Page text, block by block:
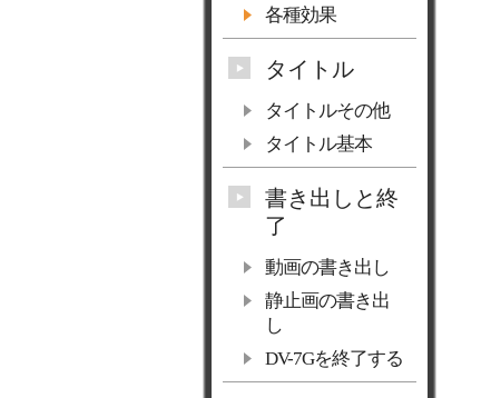
各種効果
タイトル
タイトルその他
タイトル基本
書き出しと終
了
動画の書き出し
静止画の書き出
し
DV-7Gを終了する